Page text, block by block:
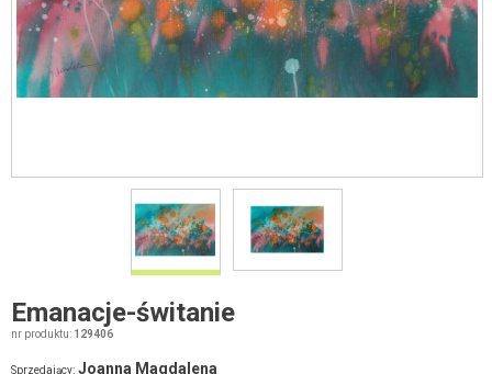
Emanacje-świtanie
nr produktu: 129406
Sprzedający: Joanna Magdalena